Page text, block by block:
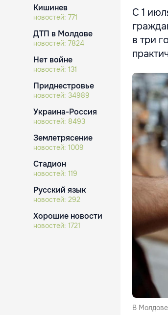
Кишинев
новостей: 771
ДТП в Молдове
новостей: 7824
Нет войне
новостей: 131
Приднестровье
новостей: 34989
Украина-Россия
новостей: 8493
Землетрясение
новостей: 1009
Стадион
новостей: 119
Русский язык
новостей: 292
Хорошие новости
новостей: 1721
С 1
в три
В